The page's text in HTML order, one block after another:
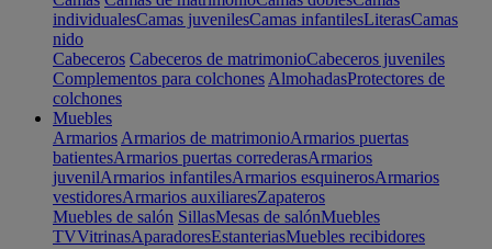
individualesCamas juvenilesCamas infantilesLiterasCamas
nido
Cabeceros Cabeceros de matrimonioCabeceros juveniles
Complementos para colchones AlmohadasProtectores de
colchones
Muebles
Armarios Armarios de matrimonioArmarios puertas
batientesArmarios puertas correderasArmarios
juvenilArmarios infantilesArmarios esquinerosArmarios
vestidoresArmarios auxiliaresZapateros
Muebles de salón SillasMesas de salónMuebles
TVVitrinasAparadoresEstanteriasMuebles recibidores